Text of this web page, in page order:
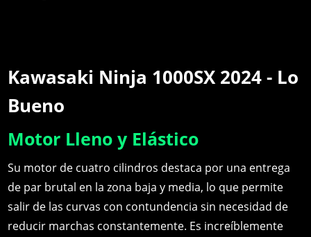
Kawasaki Ninja 1000SX 2024 - Lo
Bueno
Motor Lleno y Elástico
Su motor de cuatro cilindros destaca por una entrega
de par brutal en la zona baja y media, lo que permite
salir de las curvas con contundencia sin necesidad de
reducir marchas constantemente. Es increíblemente